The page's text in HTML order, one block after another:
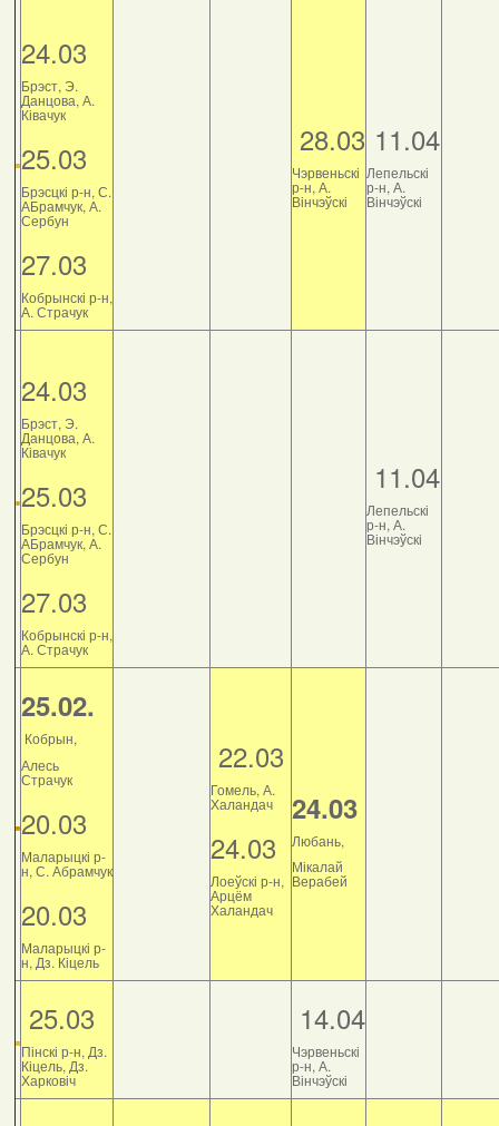
24.03
Брэст, Э.
Данцова, А.
Ківачук
25.03
Брэсцкі р-н, С.
АБрамчук, А.
Сербун
27.03
Кобрынскі р-н,
А. Страчук
28.03
Чэрвеньскі
р-н, А.
Вінчэўскі
11.04
Лепельскі
р-н, А.
Вінчэўскі
24.03
Брэст, Э.
Данцова, А.
Ківачук
25.03
Брэсцкі р-н, С.
АБрамчук, А.
Сербун
27.03
Кобрынскі р-н,
А. Страчук
11.04
Лепельскі
р-н, А.
Вінчэўскі
25.02.
Кобрын,
Алесь
Страчук
20.03
Маларыцкі р-
н, С. Абрамчук
20.03
Маларыцкі р-
н, Дз. Кіцель
22.03
Гомель, А.
Халандач
24.03
Лоеўскі р-н,
Арцём
Халандач
24.03
Любань,
Мікалай
Верабей
25.03
Пінскі р-н, Дз.
Кіцель, Дз.
Харковіч
14.04
Чэрвеньскі
р-н, А.
Вінчэўскі